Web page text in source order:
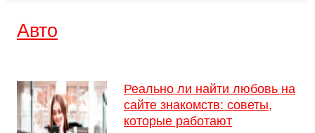
Авто
Реально ли найти любовь на
сайте знакомств: советы,
которые работают